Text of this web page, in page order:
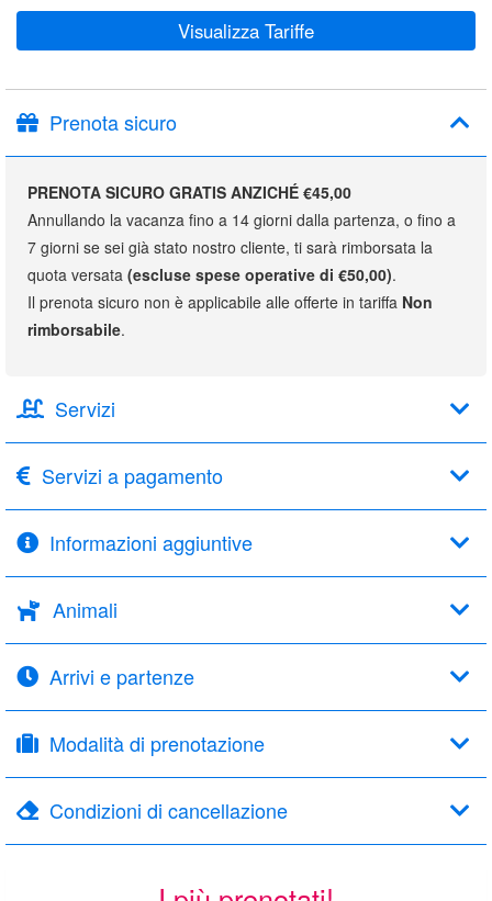
Visualizza Tariffe
Prenota sicuro
PRENOTA SICURO GRATIS ANZICHÉ €45,00
Annullando la vacanza fino a 14 giorni dalla partenza, o fino a
7 giorni se sei già stato nostro cliente, ti sarà rimborsata la
quota versata (escluse spese operative di €50,00).
Il prenota sicuro non è applicabile alle offerte in tariffa Non
rimborsabile.
Servizi
Servizi a pagamento
Informazioni aggiuntive
Animali
Arrivi e partenze
Modalità di prenotazione
Condizioni di cancellazione